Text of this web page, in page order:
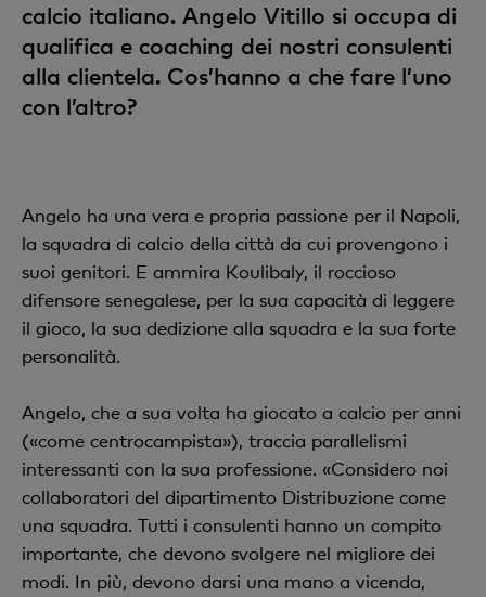
calcio italiano. Angelo Vitillo si occupa di
qualifica e coaching dei nostri consulenti
alla clientela. Cos’hanno a che fare l’uno
con l’altro?
Angelo ha una vera e propria passione per il Napoli,
la squadra di calcio della città da cui provengono i
suoi genitori. E ammira Koulibaly, il roccioso
difensore senegalese, per la sua capacità di leggere
il gioco, la sua dedizione alla squadra e la sua forte
personalità.
Angelo, che a sua volta ha giocato a calcio per anni
(«come centrocampista»), traccia parallelismi
interessanti con la sua professione. «Considero noi
collaboratori del dipartimento Distribuzione come
una squadra. Tutti i consulenti hanno un compito
importante, che devono svolgere nel migliore dei
modi. In più, devono darsi una mano a vicenda,